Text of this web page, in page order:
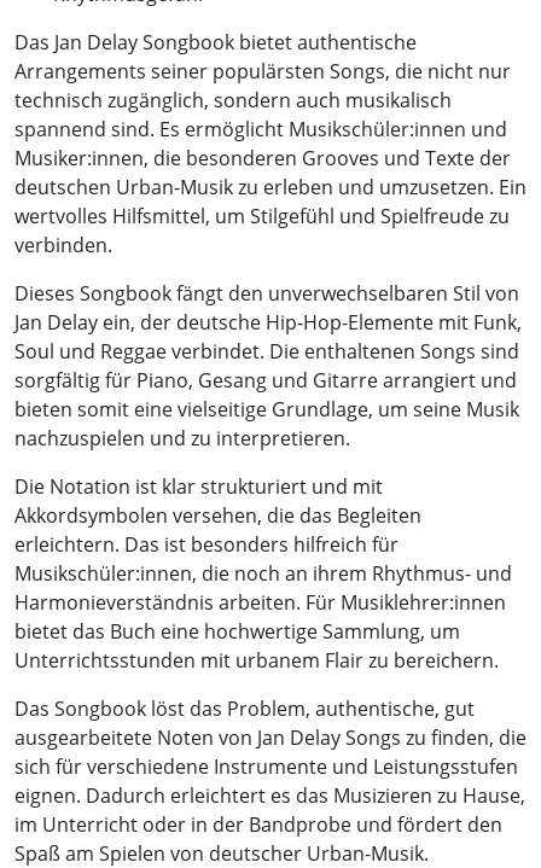
Das Jan Delay Songbook bietet authentische
Arrangements seiner populärsten Songs, die nicht nur
technisch zugänglich, sondern auch musikalisch
spannend sind. Es ermöglicht Musikschüler:innen und
Musiker:innen, die besonderen Grooves und Texte der
deutschen Urban-Musik zu erleben und umzusetzen. Ein
wertvolles Hilfsmittel, um Stilgefühl und Spielfreude zu
verbinden.
Dieses Songbook fängt den unverwechselbaren Stil von
Jan Delay ein, der deutsche Hip-Hop-Elemente mit Funk,
Soul und Reggae verbindet. Die enthaltenen Songs sind
sorgfältig für Piano, Gesang und Gitarre arrangiert und
bieten somit eine vielseitige Grundlage, um seine Musik
nachzuspielen und zu interpretieren.
Die Notation ist klar strukturiert und mit
Akkordsymbolen versehen, die das Begleiten
erleichtern. Das ist besonders hilfreich für
Musikschüler:innen, die noch an ihrem Rhythmus- und
Harmonieverständnis arbeiten. Für Musiklehrer:innen
bietet das Buch eine hochwertige Sammlung, um
Unterrichtsstunden mit urbanem Flair zu bereichern.
Das Songbook löst das Problem, authentische, gut
ausgearbeitete Noten von Jan Delay Songs zu finden, die
sich für verschiedene Instrumente und Leistungsstufen
eignen. Dadurch erleichtert es das Musizieren zu Hause,
im Unterricht oder in der Bandprobe und fördert den
Spaß am Spielen von deutscher Urban-Musik.